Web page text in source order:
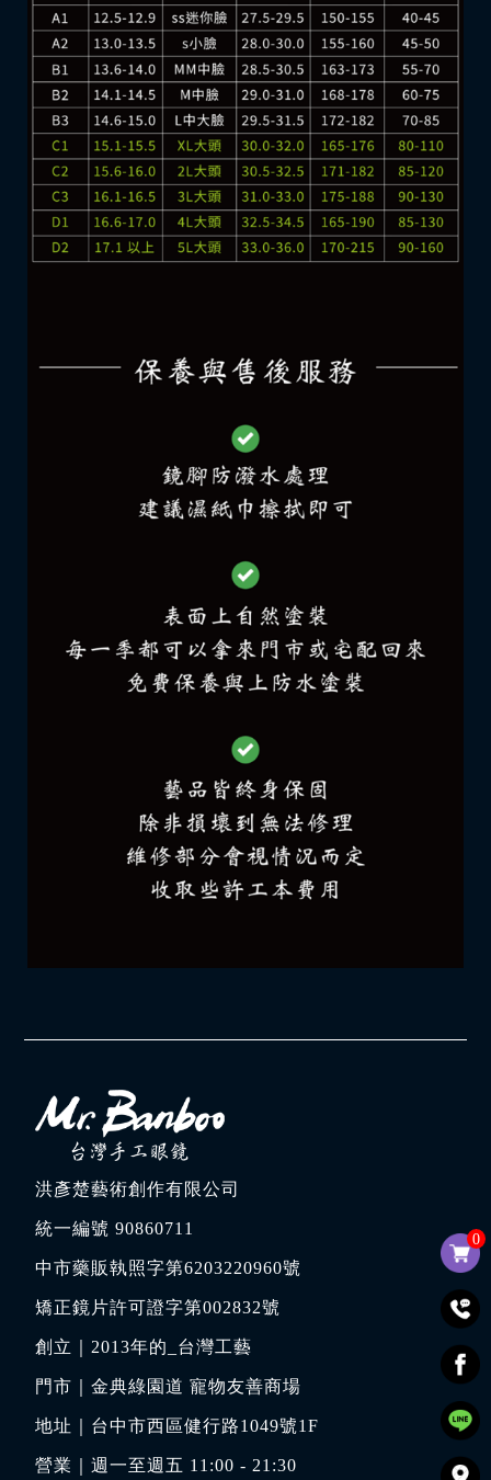
0
洪彥楚藝術創作有限公司
統一編號 90860711
中市藥販執照字第6203220960號
矯正鏡片許可證字第002832號
創立｜2013年的_台灣工藝
門市｜金典綠園道 寵物友善商場
地址｜ 台中市西區健行路1049號1F
營業｜週一至週五 11:00 - 21:30